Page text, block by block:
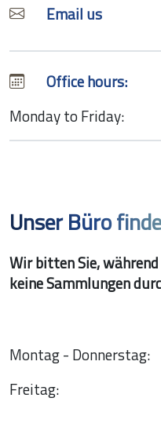
Email us
Office hours:
Monday to Friday:
Unser Büro
Wir bitten Sie,
keine Sammlungen
Montag - Donnerstag:
Freitag: